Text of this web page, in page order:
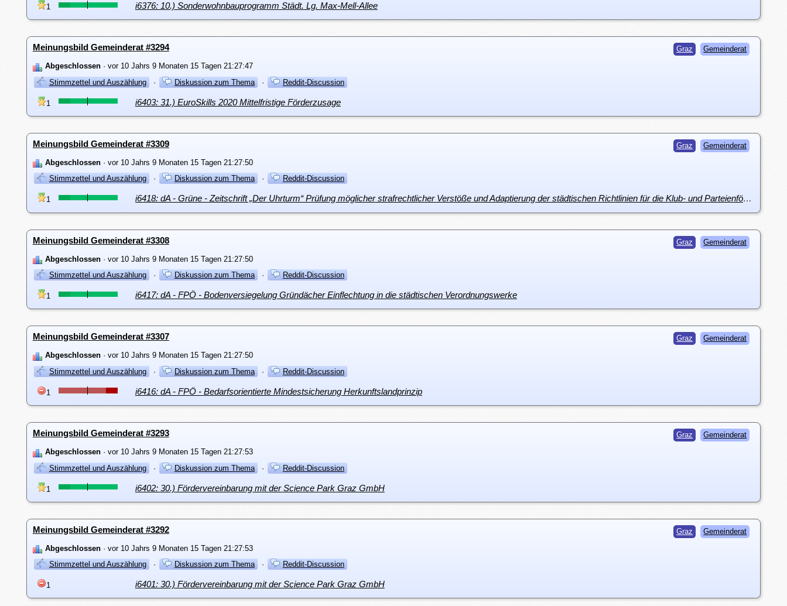
1 i6376: 10.) Sonderwohnbauprogramm Städt. Lg. Max-Mell-Allee
Graz Gemeinderat
Meinungsbild Gemeinderat #3294
Abgeschlossen· vor 10 Jahrs 9 Monaten 15 Tagen 21:27:47
Stimmzettel und Auszählung
· Diskussion zum Thema · Reddit-Discussion
1 i6403: 31.) EuroSkills 2020 Mittelfristige Förderzusage
Graz Gemeinderat
Meinungsbild Gemeinderat #3309
Abgeschlossen· vor 10 Jahrs 9 Monaten 15 Tagen 21:27:50
Stimmzettel und Auszählung
· Diskussion zum Thema · Reddit-Discussion
1 i6418: dA - Grüne - Zeitschrift „Der Uhrturm“ Prüfung möglicher strafrechtlicher Verstöße und Adaptierung der städtischen Richtlinien für die Klub- und Parteienförderung
Graz Gemeinderat
Meinungsbild Gemeinderat #3308
Abgeschlossen· vor 10 Jahrs 9 Monaten 15 Tagen 21:27:50
Stimmzettel und Auszählung
· Diskussion zum Thema · Reddit-Discussion
1 i6417: dA - FPÖ - Bodenversiegelung Gründächer Einflechtung in die städtischen Verordnungswerke
Graz Gemeinderat
Meinungsbild Gemeinderat #3307
Abgeschlossen· vor 10 Jahrs 9 Monaten 15 Tagen 21:27:50
Stimmzettel und Auszählung
· Diskussion zum Thema · Reddit-Discussion
1 i6416: dA - FPÖ - Bedarfsorientierte Mindestsicherung Herkunftslandprinzip
Graz Gemeinderat
Meinungsbild Gemeinderat #3293
Abgeschlossen· vor 10 Jahrs 9 Monaten 15 Tagen 21:27:53
Stimmzettel und Auszählung
· Diskussion zum Thema · Reddit-Discussion
1 i6402: 30.) Fördervereinbarung mit der Science Park Graz GmbH
Graz Gemeinderat
Meinungsbild Gemeinderat #3292
Abgeschlossen· vor 10 Jahrs 9 Monaten 15 Tagen 21:27:53
Stimmzettel und Auszählung
· Diskussion zum Thema · Reddit-Discussion
1 i6401: 30.) Fördervereinbarung mit der Science Park Graz GmbH